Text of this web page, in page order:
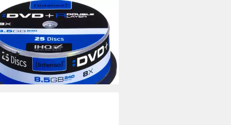
Rucksack DVD+R 8,5GB
Speed Double Layer Cake Box
(2)
€
- in 2-3 Werktagen bei dir